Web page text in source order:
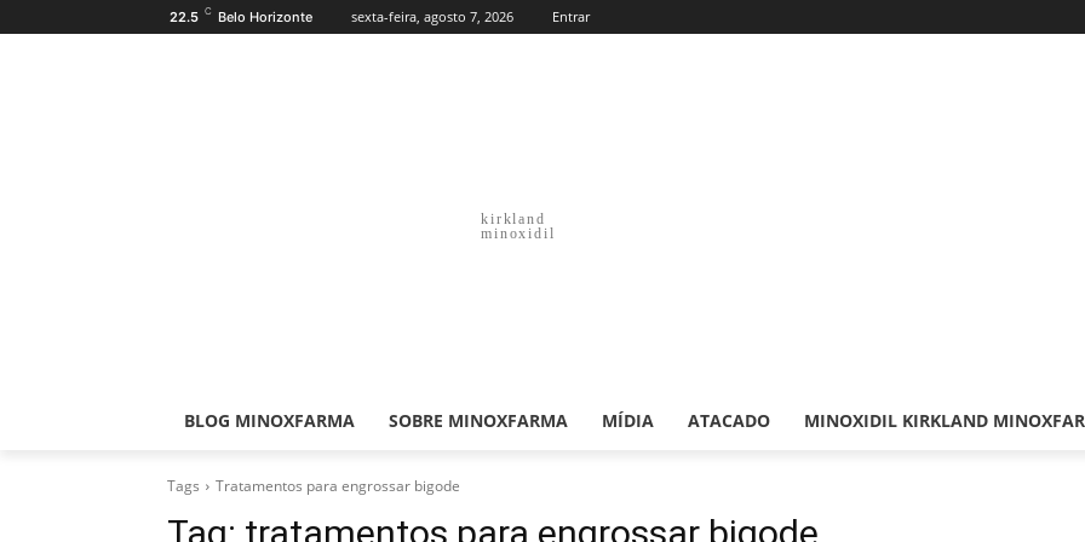
22.5 C Belo Horizonte sexta-feira, agosto 7, 2026 Entrar
kirkland
minoxidil
BLOG MINOXFARMA SOBRE MINOXFARMA MÍDIA ATACADO MINOXIDIL KIRKLAND
Tags Tratamentos para engrossar bigode
Tag: tratamentos para engrossar bigode